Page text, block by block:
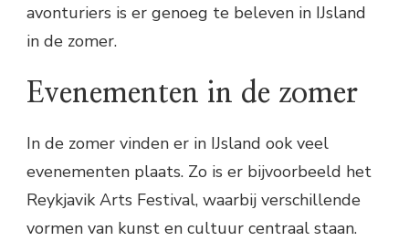
avonturiers is er genoeg te beleven in IJsland
in de zomer.
Evenementen in de zomer
In de zomer vinden er in IJsland ook veel
evenementen plaats. Zo is er bijvoorbeeld het
Reykjavik Arts Festival, waarbij verschillende
vormen van kunst en cultuur centraal staan.